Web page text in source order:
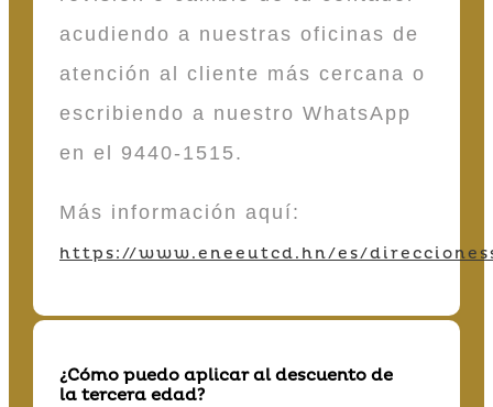
acudiendo a nuestras oficinas de
atención al cliente más cercana o
escribiendo a nuestro WhatsApp
en el 9440-1515.
Más información aquí:
https://www.eneeutcd.hn/es/
¿Cómo puedo aplicar al descuento de
la tercera edad?